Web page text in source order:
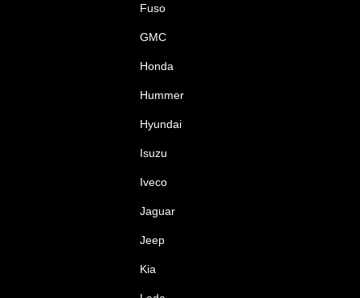
Fuso
GMC
Honda
Hummer
Hyundai
Isuzu
Iveco
Jaguar
Jeep
Kia